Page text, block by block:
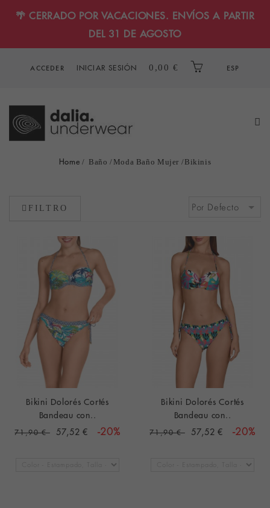
🌴 CERRADO POR VACACIONES. ENVÍOS A PARTIR
DEL 31 DE AGOSTO
ACCEDER INICIAR SESIÓN 0,00 € ESP
Home Baño Moda Baño Mujer Bikinis
FILTRO
Bikini Dolorés Cortés
Bandeau con..
71,90 € 57,52 € -20%
Bikini Dolorés Cortés
Bandeau con..
71,90 € 57,52 € -20%